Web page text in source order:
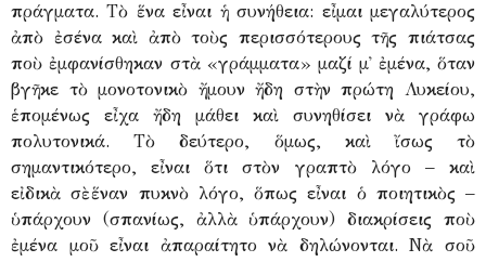
πράγματα. Τὸ ἕνα εἶναι ἡ συνήθεια: εἶμαι μεγαλύτερος
ἀπὸ ἐσένα καὶ ἀπὸ τοὺς περισσότερους τῆς πιάτσας
ποὺ ἐμφανίσθηκαν στὰ «γράμματα» μαζί μ᾽ ἐμένα, ὅταν
βγῆκε τὸ μονοτονικὸ ἤμουν ἤδη στὴν πρώτη Λυκείου,
ἑπομένως εἶχα ἤδη μάθει καὶ συνηθίσει νὰ γράφω
πολυτονικά. Τὸ δεύτερο, ὅμως, καὶ ἴσως τὸ
σημαντικότερο, εἶναι ὅτι στὸν γραπτὸ λόγο – καὶ
εἰδικὰ σὲ ἕναν πυκνὸ λόγο, ὅπως εἶναι ὁ ποιητικὸς –
ὑπάρχουν (σπανίως, ἀλλὰ ὑπάρχουν) διακρίσεις ποὺ
ἐμένα μοῦ εἶναι ἀπαραίτητο νὰ δηλώνονται. Νὰ σοῦ